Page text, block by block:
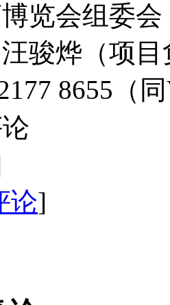
览会组委会
骏烨（项
8655（
论]